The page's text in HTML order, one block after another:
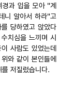
과 입을 모아 "계
니 알아서 하라"고
당하였고 앉았다
치심을 느끼며 시
사람도 있었는데
와 같이 본인들에
저질렀습니다.